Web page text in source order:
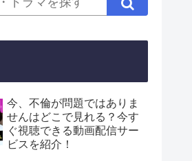
今、不倫が問題ではありま
せんはどこで見れる？今す
ぐ視聴できる動画配信サー
ビスを紹介！